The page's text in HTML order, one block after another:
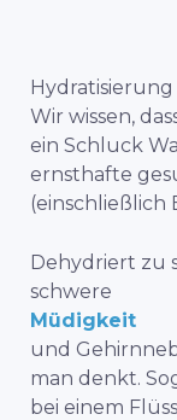
Hydratisierung
Wir wissen,
ein Schluck
ernsthafte
(einschließlich
Dehydriert zu
schwere
Müdigkeit
und
man denkt.
bei einem